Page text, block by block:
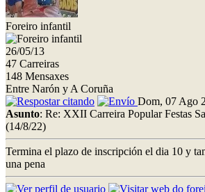
Foreiro infantil
26/05/13
47 Carreiras
148 Mensaxes
Entre Narón y A Coruña
Dom, 07 Ago
Asunto: Re: XXII Carreira Popular Festas
(14/8/22)
Termina el plazo de inscripción el dia 10 y
una pena